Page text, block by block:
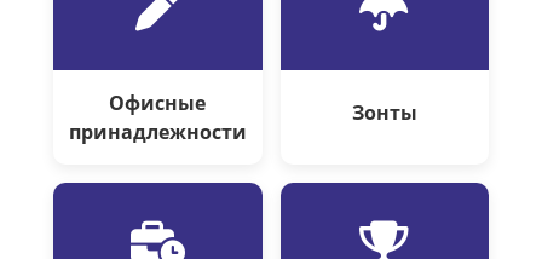
Офисные
принадлежности
Зонты